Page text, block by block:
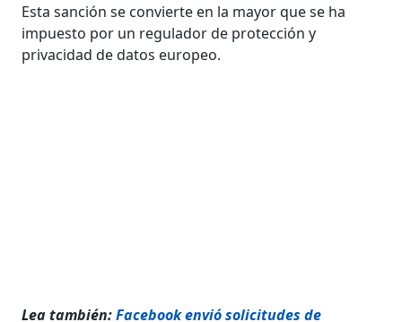
Esta sanción se convierte en la mayor que se ha
impuesto por un regulador de protección y
privacidad de datos europeo.
Lea también:Facebook envió solicitudes de